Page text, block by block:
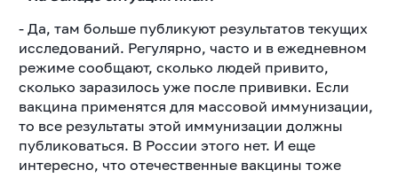
- Да, там больше публикуют результатов текущих
исследований. Регулярно, часто и в ежедневном
режиме сообщают, сколько людей привито,
сколько заразилось уже после прививки. Если
вакцина применятся для массовой иммунизации,
то все результаты этой иммунизации должны
публиковаться. В России этого нет. И еще
интересно, что отечественные вакцины тоже